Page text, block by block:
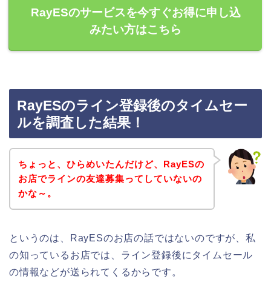
RayESのサービスを今すぐお得に申し込
みたい方はこちら
RayESのライン登録後のタイムセー
ルを調査した結果！
ちょっと、ひらめいたんだけど、RayESの
お店でラインの友達募集ってしていないの
かな～。
というのは、RayESのお店の話ではないのですが、私
の知っているお店では、ライン登録後にタイムセール
の情報などが送られてくるからです。